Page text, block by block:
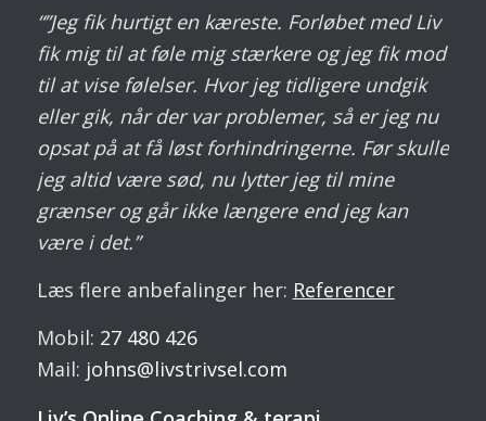
“”Jeg fik hurtigt en kæreste. Forløbet med Liv
fik mig til at føle mig stærkere og jeg fik mod
til at vise følelser. Hvor jeg tidligere undgik
eller gik, når der var problemer, så er jeg nu
opsat på at få løst forhindringerne. Før skulle
jeg altid være sød, nu lytter jeg til mine
grænser og går ikke længere end jeg kan
være i det.”
Læs flere anbefalinger her: Referencer
Mobil: 27 480 426
Mail: johns@livstrivsel.com